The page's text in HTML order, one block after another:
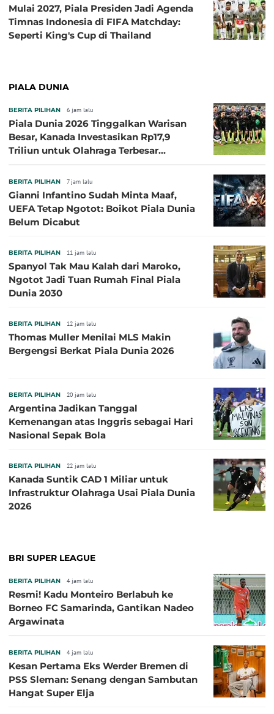
Mulai 2027, Piala Presiden Jadi Agenda
Timnas Indonesia di FIFA Matchday:
Seperti King's Cup di Thailand
PIALA DUNIA
BERITA PILIHAN 6 jam lalu
Piala Dunia 2026 Tinggalkan Warisan
Besar, Kanada Investasikan Rp17,9
Triliun untuk Olahraga Terbesar
BERITA PILIHAN 7 jam lalu
Gianni Infantino Sudah Minta Maaf,
UEFA Tetap Ngotot: Boikot Piala Dunia
Belum Dicabut
BERITA PILIHAN 11 jam lalu
Spanyol Tak Mau Kalah dari Maroko,
Ngotot Jadi Tuan Rumah Final Piala
Dunia 2030
BERITA PILIHAN 12 jam lalu
Thomas Muller Menilai MLS Makin
Bergengsi Berkat Piala Dunia 2026
BERITA PILIHAN 20 jam lalu
Argentina Jadikan Tanggal
Kemenangan atas Inggris sebagai Hari
Nasional Sepak Bola
BERITA PILIHAN 22 jam lalu
Kanada Suntik CAD 1 Miliar untuk
Infrastruktur Olahraga Usai Piala Dunia
2026
BRI SUPER LEAGUE
BERITA PILIHAN 4 jam lalu
Resmi! Kadu Monteiro Berlabuh ke
Borneo FC Samarinda, Gantikan Nadeo
Argawinata
BERITA PILIHAN 4 jam lalu
Kesan Pertama Eks Werder Bremen di
PSS Sleman: Senang dengan Sambutan
Hangat Super Elja